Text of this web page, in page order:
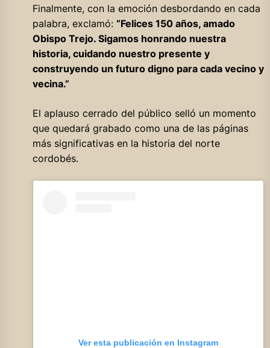
Finalmente, con la emoción desbordando en cada
palabra, exclamó: “Felices 150 años, amado
Obispo Trejo. Sigamos honrando nuestra
historia, cuidando nuestro presente y
construyendo un futuro digno para cada vecino y
vecina.”
El aplauso cerrado del público selló un momento
que quedará grabado como una de las páginas
más significativas en la historia del norte
cordobés.
Ver esta publicación en Instagram